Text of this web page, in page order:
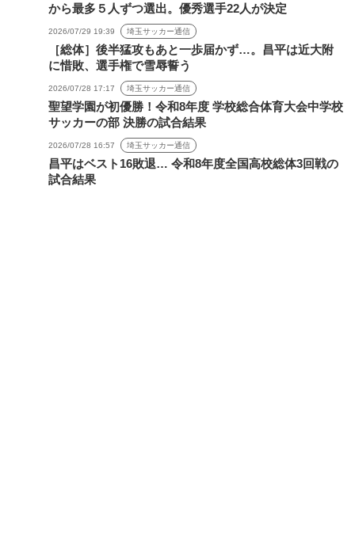
から最多５人ずつ選出。優秀選手22人が決定
2026/07/29 19:39 埼玉サッカー通信
［総体］後半猛攻もあと一歩届かず…。昌平は近大附
に惜敗、選手権で雪辱誓う
2026/07/28 17:17 埼玉サッカー通信
聖望学園が初優勝！令和8年度 学校総合体育大会中学校
サッカーの部 決勝の試合結果
2026/07/28 16:57 埼玉サッカー通信
昌平はベスト16敗退… 令和8年度全国高校総体3回戦の
試合結果